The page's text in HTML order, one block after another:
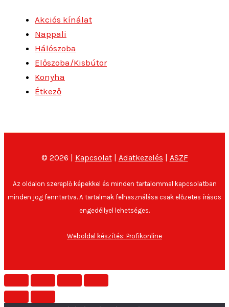
Akciós kínálat
Nappali
Hálószoba
Előszoba/Kisbútor
Konyha
Étkező
© 2026 | Kapcsolat| Adatkezelés | ASZF
Az oldalon szereplő képekkel és minden tartalommal kapcsolatban
minden jog fenntartva. A tartalmak felhasználása csak előzetes írásos
engedéllyel lehetséges.
Weboldal készítés: Profikonline